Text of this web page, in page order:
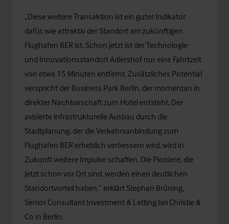
„Diese weitere Transaktion ist ein guter Indikator
dafür, wie attraktiv der Standort am zukünftigen
Flughafen BER ist. Schon jetzt ist der Technologie-
und Innovationsstandort Adlershof nur eine Fahrtzeit
von etwa 15 Minuten entfernt. Zusätzliches Potential
verspricht der Business Park Berlin, der momentan in
direkter Nachbarschaft zum Hotel entsteht. Der
avisierte infrastrukturelle Ausbau durch die
Stadtplanung, der die Verkehrsanbindung zum
Flughafen BER erheblich verbessern wird, wird in
Zukunft weitere Impulse schaffen. Die Pioniere, die
jetzt schon vor Ort sind, werden einen deutlichen
Standortvorteil haben,“ erklärt Stephan Brüning,
Senior Consultant Investment & Letting bei Christie &
Co in Berlin.